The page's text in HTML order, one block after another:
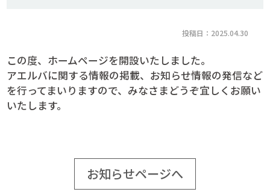
投稿日：2025.04.30
この度、ホームページを開設いたしました。
アエルバに関する情報の掲載、お知らせ情報の発信など
を行ってまいりますので、みなさまどうぞ宜しくお願い
いたします。
お知らせページへ